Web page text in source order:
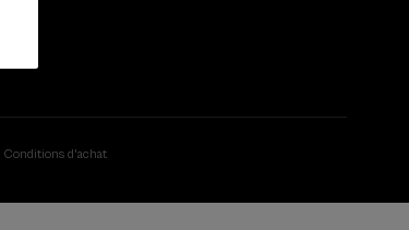
Conditions d'achat